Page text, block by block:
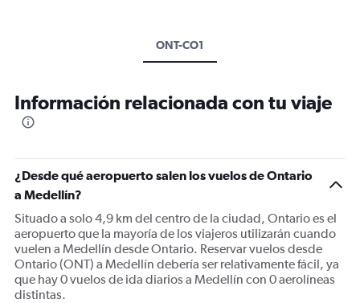
ONT-CO1
Información relacionada con tu viaje
¿Desde qué aeropuerto salen los vuelos de Ontario
a Medellín?
Situado a solo 4,9 km del centro de la ciudad, Ontario es el
aeropuerto que la mayoría de los viajeros utilizarán cuando
vuelen a Medellín desde Ontario. Reservar vuelos desde
Ontario (ONT) a Medellín debería ser relativamente fácil, ya
que hay 0 vuelos de ida diarios a Medellín con 0 aerolíneas
distintas.